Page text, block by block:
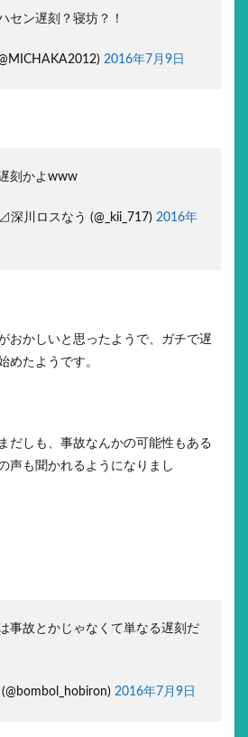
セン遅刻？寝坊？！
2016年7月9日
刻かよwww
川ロスなう (@_kii_717) 2016年
おかしいと思ったようで、ガチで遅
めたようです。
だしも、事故なんかの可能性もある
声も聞かれるようになりまし
事故とかじゃなくて単なる遅刻だ
2016年7月9日